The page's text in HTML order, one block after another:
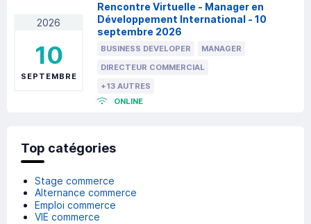
2026
10
SEPTEMBRE
Rencontre Virtuelle - Manager en
Développement International - 10
septembre 2026
BUSINESS DEVELOPER
MANAGER
DIRECTEUR COMMERCIAL
+13 AUTRES
ONLINE
Top catégories
Stage commerce
Alternance commerce
Emploi commerce
VIE commerce